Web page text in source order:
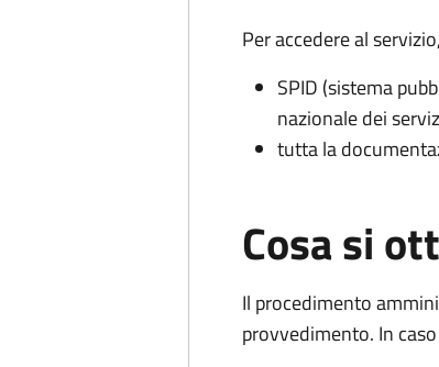
Per accedere al
SPID (sistema
nazionale dei
tutta la
Cosa si
Il procedimento
provvedimento. In